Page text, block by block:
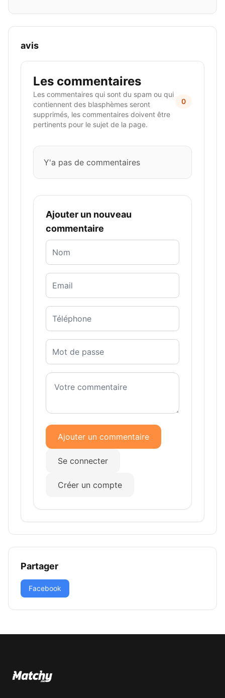
avis
Les commentaires
Les commentaires qui sont du spam ou qui
contiennent des blasphèmes seront
supprimés, les commentaires doivent être
pertinents pour le sujet de la page.
0
Y'a pas de commentaires
Ajouter un nouveau
commentaire
Ajouter un commentaire
Se connecter
Créer un compte
Partager
Facebook